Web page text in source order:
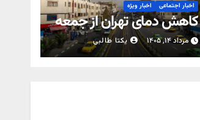
اخبار اجتماعی اخبار ویژه
کاهش دمای تهران از جمعه
مرداد ۱۴, ۱۴۰۵ یکتا طالبی